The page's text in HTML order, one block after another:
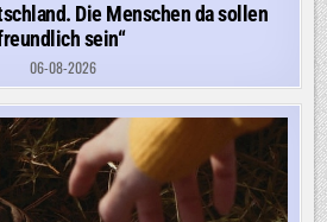
Die Menschen da sollen
sein“
06-08-2026